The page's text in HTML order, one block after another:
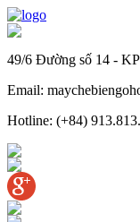
49/6 Đường số 14 -
Email:
Hotline: (+84)